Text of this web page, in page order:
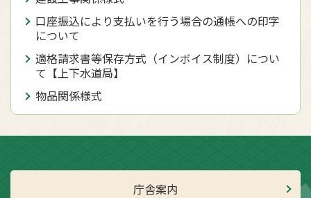
口座振込により支払いを行う場合の通帳への印字
について
適格請求書等保存方式（インボイス制度）につい
て【上下水道局】
物品関係様式
庁舎案内